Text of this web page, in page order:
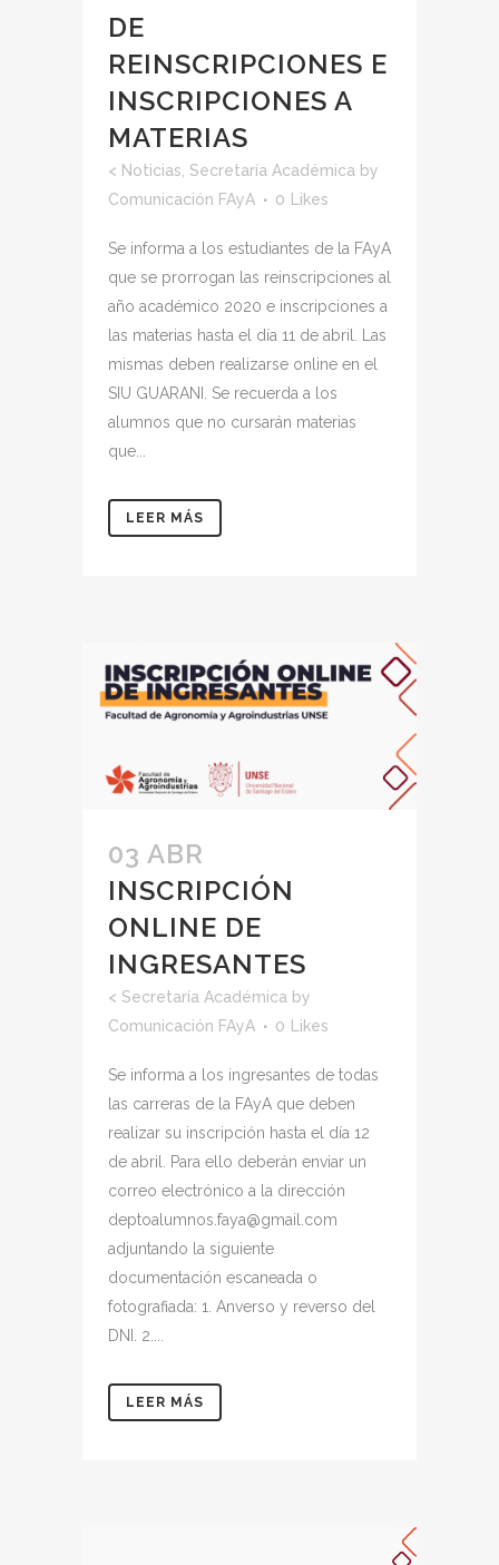
DE
REINSCRIPCIONES E
INSCRIPCIONES A
MATERIAS
< Noticias Secretaría Académica by
Comunicación FAyA
0 Likes
Se informa a los estudiantes de la FAyA
que se prorrogan las reinscripciones al
año académico 2020 e inscripciones a
las materias hasta el día 11 de abril. Las
mismas deben realizarse online en el
SIU GUARANI. Se recuerda a los
alumnos que no cursarán materias
que...
LEER MÁS
03 ABR
INSCRIPCIÓN
ONLINE DE
INGRESANTES
< Secretaría Académica by
Comunicación FAyA
0 Likes
Se informa a los ingresantes de todas
las carreras de la FAyA que deben
realizar su inscripción hasta el día 12
de abril. Para ello deberán enviar un
correo electrónico a la dirección
deptoalumnos.faya@gmail.com
adjuntando la siguiente
documentación escaneada o
fotografiada: 1. Anverso y reverso del
DNI. 2....
LEER MÁS